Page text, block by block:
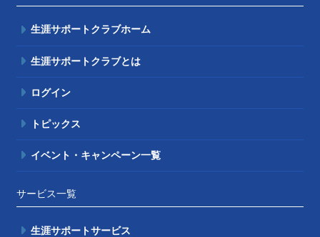
生涯サポートクラブホーム
生涯サポートクラブとは
ログイン
トピックス
イベント・キャンペーン一覧
サービス一覧
生涯サポートサービス